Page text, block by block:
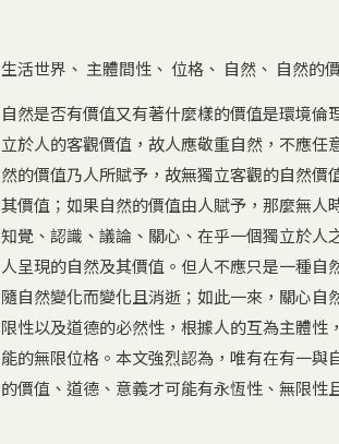
生活世界 、 主體間性、 位格、 自然、 自然的
自然是否有價值又有著什麼樣的價值是環境
立於人的客觀價值，故人應敬重自然，不應
然的價值乃人所賦予，故無獨立客觀的自然
其價值；如果自然的價值由人賦予，那麼無
知覺、認識、議論、關心、在乎一個獨立於
人呈現的自然及其價值。但人不應只是一種
隨自然變化而變化且消逝；如此一來，關心
限性以及道德的必然性，根據人的互為主體
能的無限位格。本文強烈認為，唯有在有一
的價值、道德、意義才可能有永恆性、無限性